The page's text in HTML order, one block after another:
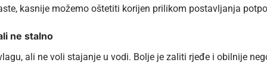
kasnije možemo oštetiti korijen prilikom postavljanja
ne stalno
ali ne voli stajanje u vodi. Bolje je zaliti rjeđe i obilnije